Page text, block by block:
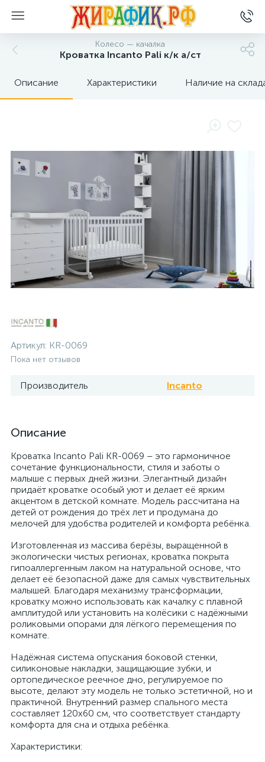
Колесо — качалка
Кроватка Incanto Pali к/к а/ст
Описание Характеристики Наличие на
Артикул: KR-0069
Пока нет отзывов
Производитель Incanto
Описание
Кроватка Incanto Pali KR-0069 – это гармоничное
сочетание функциональности, стиля и заботы о
малыше с первых дней жизни. Элегантный дизайн
придаёт кроватке особый уют и делает её ярким
акцентом в детской комнате. Модель рассчитана на
детей от рождения до трёх лет и продумана до
мелочей для удобства родителей и комфорта ребёнка.
Изготовленная из массива берёзы, выращенной в
экологически чистых регионах, кроватка покрыта
гипоаллергенным лаком на натуральной основе, что
делает её безопасной даже для самых чувствительных
малышей. Благодаря механизму трансформации,
кроватку можно использовать как качалку с плавной
амплитудой или установить на колёсики с надёжными
роликовыми опорами для лёгкого перемещения по
комнате.
Надёжная система опускания боковой стенки,
силиконовые накладки, защищающие зубки, и
ортопедическое реечное дно, регулируемое по
высоте, делают эту модель не только эстетичной, но и
практичной. Внутренний размер спального места
составляет 120х60 см, что соответствует стандарту
комфорта для сна и отдыха ребёнка.
Характеристики: